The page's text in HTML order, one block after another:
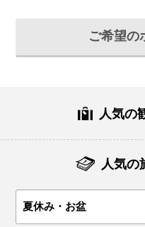
ご希望の
人気の
人気の
夏休み・お盆